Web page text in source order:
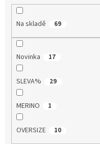
Tretry
Doplňky
Poukazy
Dárky
pro
cyklisty
Výprodej
Na skladě 69
Novinka 17
SLEVA% 29
MERINO 1
OVERSIZE 10